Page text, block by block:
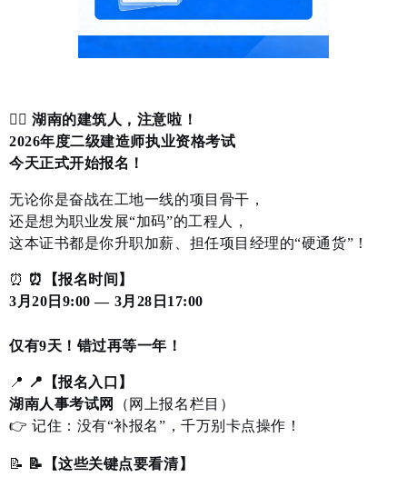
👷‍♂️湖南的建筑人，注意啦！
2026年度二级建造师执业资格考试
今天正式开始报名！
无论你是奋战在工地一线的项目骨干，
还是想为职业发展“加码”的工程人，
这本证书都是你升职加薪、担任项目经理的“硬通货”！
⏰ ⏰【报名时间】
3月20日9:00 — 3月28日17:00
仅有9天！错过再等一年！
📍 📍【报名入口】
湖南人事考试网
（网上报名栏目）
👉 记住：没有“补报名”，千万别卡点操作！
📝 📝【这些关键点要看清】